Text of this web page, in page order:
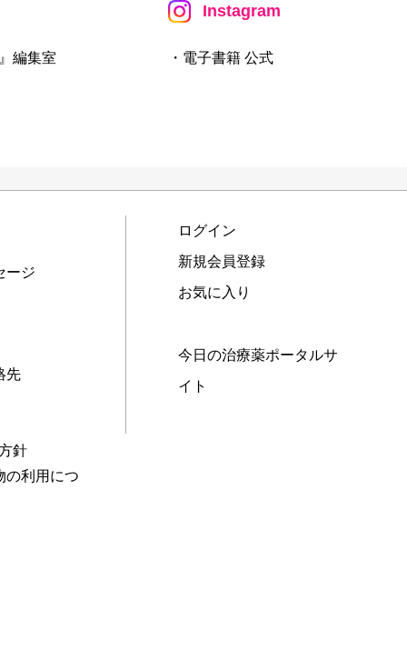
編集室
Instagram
・電子書籍 公式
ージ
先
針
の利用につ
ログイン
新規会員登録
お気に入り
今日の治療薬ポータルサ
イト